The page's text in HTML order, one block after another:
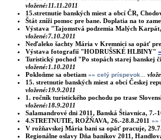
vložené:11.11.2011
15.stretnutie banských miest a obcí ČR,
Štát zníži pomoc pre bane. Doplatia na to
Výstava "Tajomstvá podzemia Malých
vložené:7.10.2011
Neďaleko šachty Mária v Kremnici sa opäť
Výstava fotografií "HODRUŠSKÉ HLBINY"
Turistický pochod "Po stopách starej banskej
vložené:1.10.2011
Pokloňme sa obetiam »» celý príspevok...
15. stretnutie banských miest a obcí Českej
vložené:19.9.2011
1. ročník turistického pochodu po trase
vložené:18.9.2011
Salamandrové dni 2011, Banská Štiavnica, 7.-
4.STRETNUTIE, ROŽŇAVA, 26.-28.8.2011 »»
V rožňavskej Mária bani sa opäť pracuje,
Regionálne oslavy Dňa baníkov 2011,